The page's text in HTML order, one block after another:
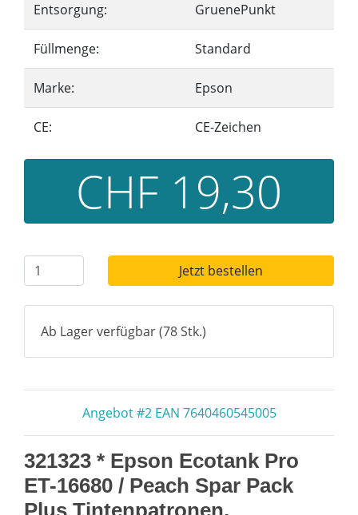
Entsorgung: GruenePunkt
Füllmenge: Standard
Marke: Epson
CE: CE-Zeichen
CHF 19,30
Jetzt bestellen
Ab Lager verfügbar (78 Stk.)
Angebot #2 EAN 7640460545005
321323 * Epson Ecotank Pro
ET-16680 / Peach Spar Pack
Plus Tintenpatronen,